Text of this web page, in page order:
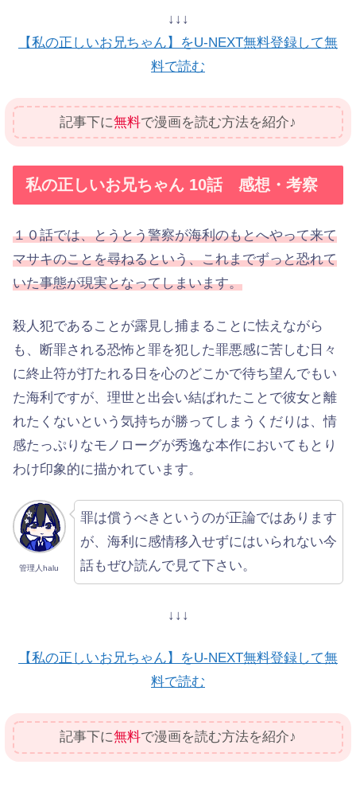
↓↓↓
【私の正しいお兄ちゃん】をU-NEXT無料登録して無
料で読む
記事下に無料で漫画を読む方法を紹介♪
私の正しいお兄ちゃん 10話 感想・考察
１０話では、とうとう警察が海利のもとへやって来て
マサキのことを尋ねるという、これまでずっと恐れて
いた事態が現実となってしまいます。
殺人犯であることが露見し捕まることに怯えながら
も、断罪される恐怖と罪を犯した罪悪感に苦しむ日々
に終止符が打たれる日を心のどこかで待ち望んでもい
た海利ですが、理世と出会い結ばれたことで彼女と離
れたくないという気持ちが勝ってしまうくだりは、情
感たっぷりなモノローグが秀逸な本作においてもとり
わけ印象的に描かれています。
管理人halu
罪は償うべきというのが正論ではあります
が、海利に感情移入せずにはいられない今
話もぜひ読んで見て下さい。
↓↓↓
【私の正しいお兄ちゃん】をU-NEXT無料登録して無
料で読む
記事下に無料で漫画を読む方法を紹介♪